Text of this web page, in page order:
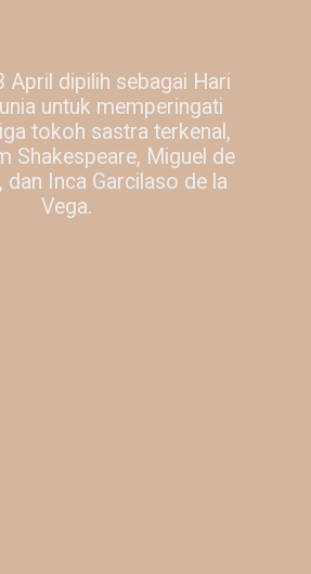
April dipilih sebagai Hari
untuk memperingati
tokoh sastra terkenal,
Shakespeare, Miguel de
dan Inca Garcilaso de la
Vega.